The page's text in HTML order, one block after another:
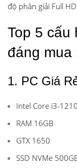
độ phân giải Full
Top 5 cấu
đáng mua
1. PC Giá
Intel Core i3-
RAM 16GB
GTX 1650
SSD NVMe